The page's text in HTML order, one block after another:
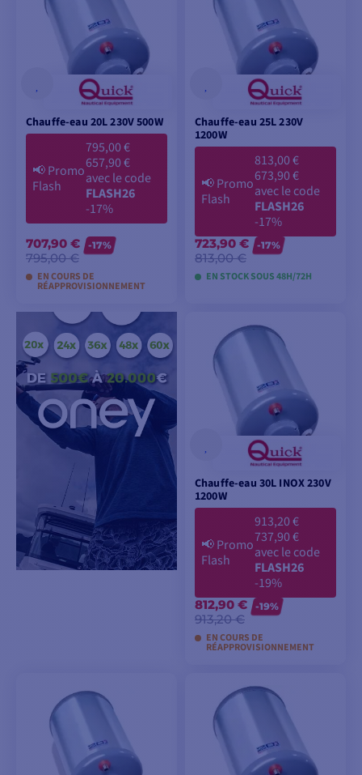
Chauffe-eau 20L 230V 500W
📢Promo
Flash
795,00 €
657,90 €
avec le code
FLASH26
-17%
707,90 €
795,00 €
-17%
EN COURS DE
RÉAPPROVISIONNEMENT
AJOUTER AU
PANIER
Chauffe-eau 25L 230V
1200W
📢Promo
Flash
813,00 €
673,90 €
avec le code
FLASH26
-17%
723,90 €
813,00 €
-17%
EN STOCK SOUS 48H/72H
AJOUTER AU
PANIER
Chauffe-eau 30L INOX 230V
1200W
📢Promo
Flash
913,20 €
737,90 €
avec le code
FLASH26
-19%
812,90 €
913,20 €
-19%
EN COURS DE
RÉAPPROVISIONNEMENT
AJOUTER AU
PANIER